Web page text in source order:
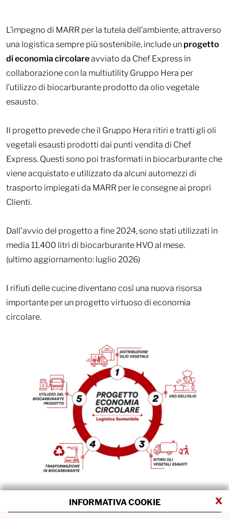
x
INFORMATIVA COOKIE
L’impegno di MARR per la tutela dell’ambiente, attraverso
una logistica sempre più sostenibile, include un progetto
di economia circolareavviato da Chef Express in
collaborazione con la multiutility Gruppo Hera per
l’utilizzo di biocarburante prodotto da olio vegetale
esausto.
Il progetto prevede che il Gruppo Hera ritiri e tratti gli oli
vegetali esausti prodotti dai punti vendita di Chef
Express. Questi sono poi trasformati in biocarburante che
viene acquistato e utilizzato da alcuni automezzi di
trasporto impiegati da MARR per le consegne ai propri
Clienti.
Dall'avvio del progetto a fine 2024, sono stati utilizzati in
media 11.400 litri di biocarburante HVO al mese.
(ultimo aggiornamento: luglio 2026)
I rifiuti delle cucine diventano così una nuova risorsa
importante per un progetto virtuoso di economia
circolare.